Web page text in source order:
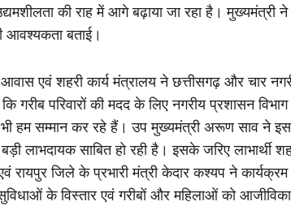
की राह में आगे बढ़ाया जा रहा है। मुख्यमंत्री
आवश्यकता बताई।
एवं शहरी कार्य मंत्रालय ने छत्तीसगढ़ और चार
गरीब परिवारों की मदद के लिए नगरीय प्रशासन
हम सम्मान कर रहे हैं। उप मुख्यमंत्री अरूण साव ने
लाभदायक साबित हो रही है। इसके जरिए लाभार्थी
जिले के प्रभारी मंत्री केदार कश्यप ने
सुविधाओं के विस्तार एवं गरीबों और महिलाओं को